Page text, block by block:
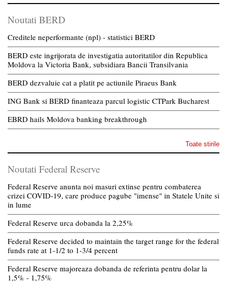
Noutati BERD
Creditele neperformante (npl) - statistici BERD
BERD este ingrijorata de investigatia autoritatilor din Republica
Moldova la Victoria Bank, subsidiara Bancii Transilvania
BERD dezvaluie cat a platit pe actiunile Piraeus Bank
ING Bank si BERD finanteaza parcul logistic CTPark Bucharest
EBRD hails Moldova banking breakthrough
Toate stirile
Noutati Federal Reserve
Federal Reserve anunta noi masuri extinse pentru combaterea
crizei COVID-19, care produce pagube "imense" in Statele Unite si
in lume
Federal Reserve urca dobanda la 2,25%
Federal Reserve decided to maintain the target range for the federal
funds rate at 1-1/2 to 1-3/4 percent
Federal Reserve majoreaza dobanda de referinta pentru dolar la
1,5% - 1,75%